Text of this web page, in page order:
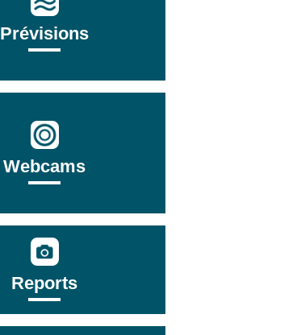
Prévisions
Webcams
Reports